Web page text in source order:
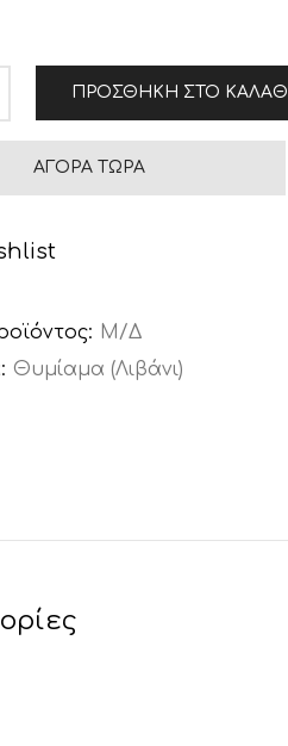
ΠΡΟΣΘΉΚΗ ΣΤΟ ΚΑΛΆΘΙ
ΑΓΟΡΆ ΤΏΡΑ
Μ/Δ
Θυμίαμα (Λιβάνι)